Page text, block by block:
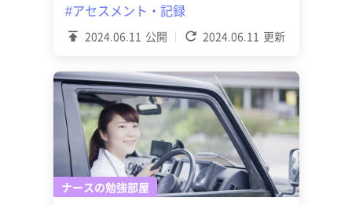
2024.06.11 公開 2024.06.11 更新
#アセスメント・記録
ナースの勉強部屋